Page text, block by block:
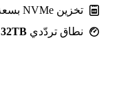
تخزين NVMe بسعة
نطاق تردّدي 32TB